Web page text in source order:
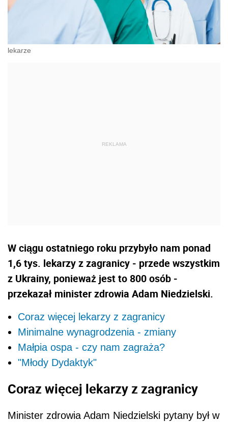
lekarze
W ciągu ostatniego roku przybyło nam ponad
1,6 tys. lekarzy z zagranicy - przede wszystkim
z Ukrainy, ponieważ jest to 800 osób -
przekazał minister zdrowia Adam Niedzielski.
Coraz więcej lekarzy z zagranicy
Minimalne wynagrodzenia - zmiany
Małpia ospa - czy nam zagraża?
"Młody Dydaktyk"
Coraz więcej lekarzy z zagranicy
Minister zdrowia Adam Niedzielski pytany był w